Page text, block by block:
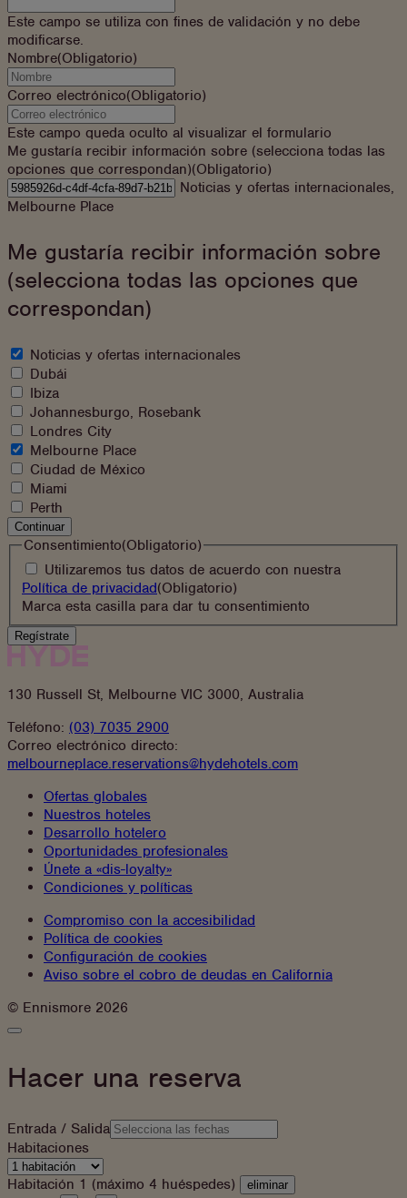
Este campo se utiliza con fines de validación y no debe
modificarse.
Nombre(Obligatorio)
Correo electrónico(Obligatorio)
Este campo queda oculto al visualizar el formulario
Me gustaría recibir información sobre (selecciona todas las
opciones que correspondan)(Obligatorio)
Me
gustaría
más
sobre
Noticias y ofertas internacionales,
Melbourne Place
Me gustaría recibir información sobre
(selecciona todas las opciones que
correspondan)
¿A
qué
te
gustaría
apuntarte?
Noticias y ofertas internacionales
Dubái
Ibiza
Johannesburgo, Rosebank
Londres City
Melbourne Place
Ciudad de México
Miami
Perth
Continuar
Consentimiento(Obligatorio)
Utilizaremos tus datos de acuerdo con nuestra
Política de privacidad(se
abre
en
(Obligatorio)
Marca esta casilla para dar tu consentimiento
130 Russell St, Melbourne VIC 3000, Australia
Teléfono: (03) 7035 2900
Correo electrónico directo:
melbourneplace.reservations@hydehotels.com
Ofertas globales
Nuestros hoteles
Desarrollo hotelero
Oportunidades profesionales
Únete a «dis-loyalty»
Condiciones y políticas
Compromiso con la accesibilidad
Política de cookies
Configuración de cookies
Aviso sobre el cobro de deudas en California
Instagram
Facebook
© Ennismore 2026
Cerrar
de
reservas
Hacer una reserva
Entrada / Salida
Habitaciones
Habitación 1 (máximo 4 huéspedes)
eliminar